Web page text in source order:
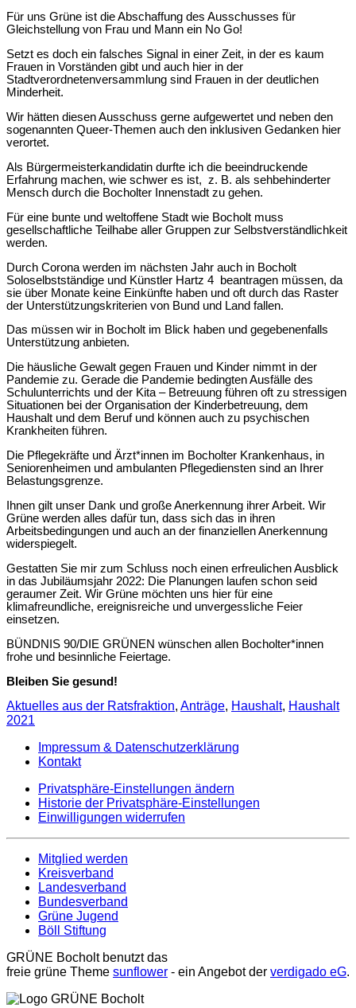
Für uns Grüne ist die Abschaffung des Ausschusses für
Gleichstellung von Frau und Mann ein No Go!
Setzt es doch ein falsches Signal in einer Zeit, in der es kaum
Frauen in Vorständen gibt und auch hier in der
Stadtverordnetenversammlung sind Frauen in der deutlichen
Minderheit.
Wir hätten diesen Ausschuss gerne aufgewertet und neben den
sogenannten Queer-Themen auch den inklusiven Gedanken hier
verortet.
Als Bürgermeisterkandidatin durfte ich die beeindruckende
Erfahrung machen, wie schwer es ist, z. B. als sehbehinderter
Mensch durch die Bocholter Innenstadt zu gehen.
Für eine bunte und weltoffene Stadt wie Bocholt muss
gesellschaftliche Teilhabe aller Gruppen zur Selbstverständlichkeit
werden.
Durch Corona werden im nächsten Jahr auch in Bocholt
Soloselbstständige und Künstler Hartz 4 beantragen müssen, da
sie über Monate keine Einkünfte haben und oft durch das Raster
der Unterstützungskriterien von Bund und Land fallen.
Das müssen wir in Bocholt im Blick haben und gegebenenfalls
Unterstützung anbieten.
Die häusliche Gewalt gegen Frauen und Kinder nimmt in der
Pandemie zu. Gerade die Pandemie bedingten Ausfälle des
Schulunterrichts und der Kita – Betreuung führen oft zu stressigen
Situationen bei der Organisation der Kinderbetreuung, dem
Haushalt und dem Beruf und können auch zu psychischen
Krankheiten führen.
Die Pflegekräfte und Ärzt*innen im Bocholter Krankenhaus, in
Seniorenheimen und ambulanten Pflegediensten sind an Ihrer
Belastungsgrenze.
Ihnen gilt unser Dank und große Anerkennung ihrer Arbeit. Wir
Grüne werden alles dafür tun, dass sich das in ihren
Arbeitsbedingungen und auch an der finanziellen Anerkennung
widerspiegelt.
Gestatten Sie mir zum Schluss noch einen erfreulichen Ausblick
in das Jubiläumsjahr 2022: Die Planungen laufen schon seid
geraumer Zeit. Wir Grüne möchten uns hier für eine
klimafreundliche, ereignisreiche und unvergessliche Feier
einsetzen.
BÜNDNIS 90/DIE GRÜNEN wünschen allen Bocholter*innen
frohe und besinnliche Feiertage.
Bleiben Sie gesund!
Aktuelles aus der Ratsfraktion, Anträge, Haushalt, Haushalt
2021
Impressum & Datenschutzerklärung
Kontakt
Privatsphäre-Einstellungen ändern
Historie der Privatsphäre-Einstellungen
Einwilligungen widerrufen
Mitglied werden
Kreisverband
Landesverband
Bundesverband
Grüne Jugend
Böll Stiftung
GRÜNE Bocholt benutzt das
freie grüne Theme sunflower ‐ ein Angebot der verdigado eG.